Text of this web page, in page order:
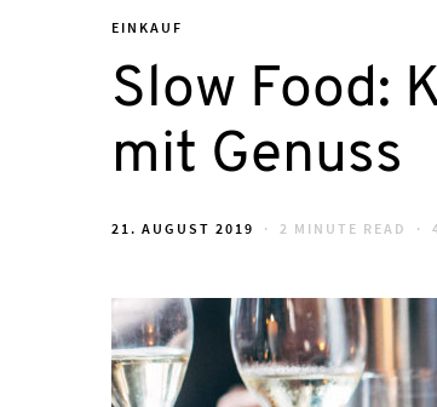
EINKAUF
Slow Food:
mit Genuss
POSTED
21. AUGUST 2019 2 MINUTE READ